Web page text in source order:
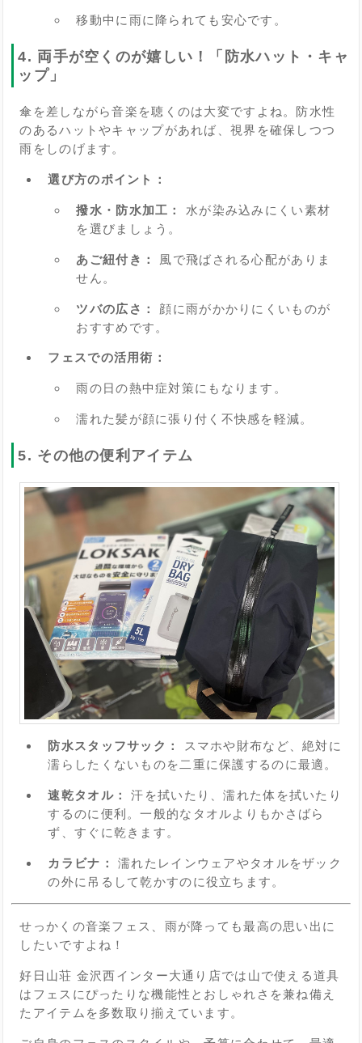
移動中に雨に降られても安心です。
4. 両手が空くのが嬉しい！「防水ハット・キャ
ップ」
傘を差しながら音楽を聴くのは大変ですよね。防水性
のあるハットやキャップがあれば、視界を確保しつつ
雨をしのげます。
選び方のポイント：
撥水・防水加工：
水が染み込みにくい素材
を選びましょう。
あご紐付き：
風で飛ばされる心配がありま
せん。
ツバの広さ：
顔に雨がかかりにくいものが
おすすめです。
フェスでの活用術：
雨の日の熱中症対策にもなります。
濡れた髪が顔に張り付く不快感を軽減。
5. その他の便利アイテム
防水スタッフサック：
スマホや財布など、絶対に
濡らしたくないものを二重に保護するのに最適。
速乾タオル：
汗を拭いたり、濡れた体を拭いたり
するのに便利。一般的なタオルよりもかさばら
ず、すぐに乾きます。
カラビナ：
濡れたレインウェアやタオルをザック
の外に吊るして乾かすのに役立ちます。
せっかくの音楽フェス、雨が降っても最高の思い出に
したいですよね！
好日山荘 金沢西インター大通り店では山で使える道具
はフェスにぴったりな機能性とおしゃれさを兼ね備え
たアイテムを多数取り揃えています。